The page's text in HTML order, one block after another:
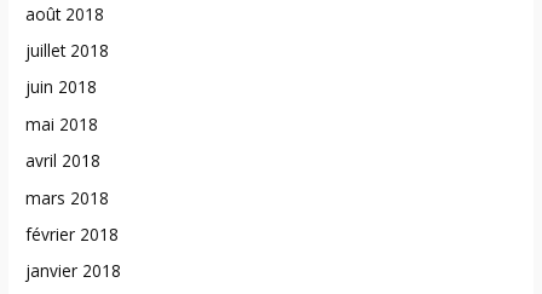
août 2018
juillet 2018
juin 2018
mai 2018
avril 2018
mars 2018
février 2018
janvier 2018